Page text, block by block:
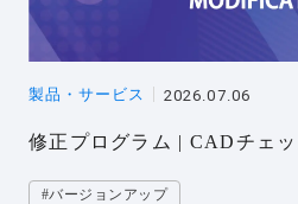
製品・サービス 2026.07.06
修正プログラム | CADチェ
#バージョンアップ